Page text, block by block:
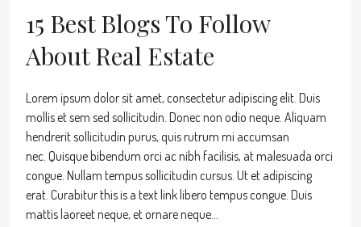
15 Best Blogs To Follow
About Real Estate
Lorem ipsum dolor sit amet, consectetur adipiscing elit. Duis
mollis et sem sed sollicitudin. Donec non odio neque. Aliquam
hendrerit sollicitudin purus, quis rutrum mi accumsan
nec. Quisque bibendum orci ac nibh facilisis, at malesuada orci
congue. Nullam tempus sollicitudin cursus. Ut et adipiscing
erat. Curabitur this is a text link libero tempus congue. Duis
mattis laoreet neque, et ornare neque...